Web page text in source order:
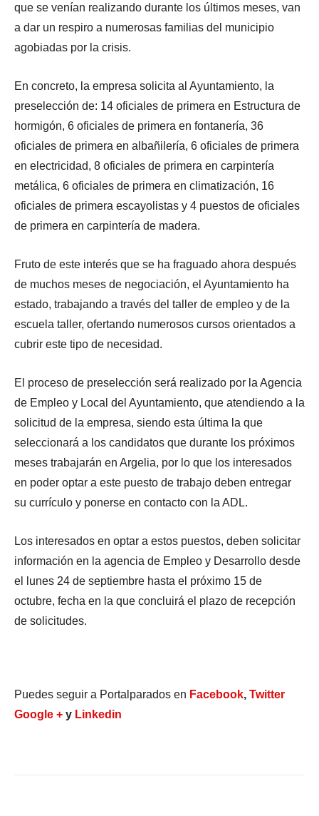
que se venían realizando durante los últimos meses, van
a dar un respiro a numerosas familias del municipio
agobiadas por la crisis.
En concreto, la empresa solicita al Ayuntamiento, la
preselección de: 14 oficiales de primera en Estructura de
hormigón, 6 oficiales de primera en fontanería, 36
oficiales de primera en albañilería, 6 oficiales de primera
en electricidad, 8 oficiales de primera en carpintería
metálica, 6 oficiales de primera en climatización, 16
oficiales de primera escayolistas y 4 puestos de oficiales
de primera en carpintería de madera.
Fruto de este interés que se ha fraguado ahora después
de muchos meses de negociación, el Ayuntamiento ha
estado, trabajando a través del taller de empleo y de la
escuela taller, ofertando numerosos cursos orientados a
cubrir este tipo de necesidad.
El proceso de preselección será realizado por la Agencia
de Empleo y Local del Ayuntamiento, que atendiendo a la
solicitud de la empresa, siendo esta última la que
seleccionará a los candidatos que durante los próximos
meses trabajarán en Argelia, por lo que los interesados
en poder optar a este puesto de trabajo deben entregar
su currículo y ponerse en contacto con la ADL.
Los interesados en optar a estos puestos, deben solicitar
información en la agencia de Empleo y Desarrollo desde
el lunes 24 de septiembre hasta el próximo 15 de
octubre, fecha en la que concluirá el plazo de recepción
de solicitudes.
Puedes seguir a Portalparados en Facebook, Twitter
Google + y Linkedin